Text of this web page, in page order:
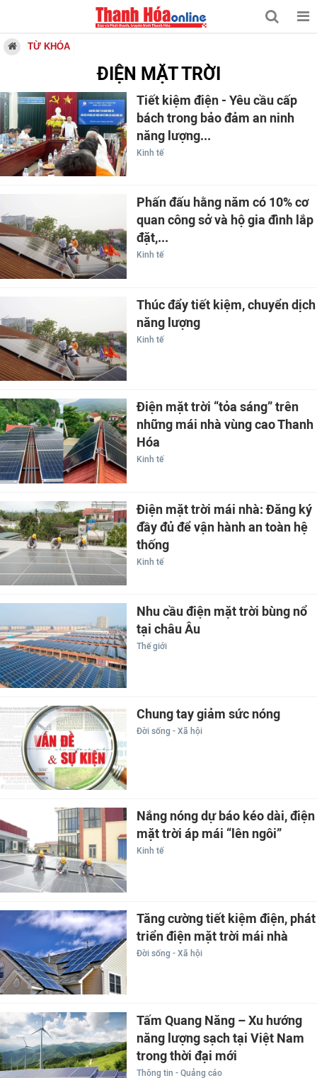
TỪ KHÓA
ĐIỆN MẶT TRỜI
Tiết kiệm điện - Yêu cầu cấp
bách trong bảo đảm an ninh
năng lượng...
Kinh tế
Phấn đấu hằng năm có 10% cơ
quan công sở và hộ gia đình lắp
đặt,...
Kinh tế
Thúc đẩy tiết kiệm, chuyển dịch
năng lượng
Kinh tế
Điện mặt trời “tỏa sáng” trên
những mái nhà vùng cao Thanh
Hóa
Kinh tế
Điện mặt trời mái nhà: Đăng ký
đầy đủ để vận hành an toàn hệ
thống
Kinh tế
Nhu cầu điện mặt trời bùng nổ
tại châu Âu
Thế giới
Chung tay giảm sức nóng
Đời sống - Xã hội
Nắng nóng dự báo kéo dài, điện
mặt trời áp mái “lên ngôi”
Kinh tế
Tăng cường tiết kiệm điện, phát
triển điện mặt trời mái nhà
Đời sống - Xã hội
Tấm Quang Năng – Xu hướng
năng lượng sạch tại Việt Nam
trong thời đại mới
Thông tin - Quảng cáo